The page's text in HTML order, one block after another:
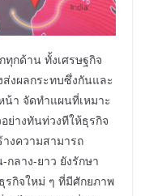
กด้าน ทั้งเศรษฐกิจ
งผลกระทบซึ่งกันและ
น้า จัดทำแผนที่เหมาะ
ย่างทันท่วงทีให้ธุรกิจ
งความสามารถ
ลาง-ยาว ยังรักษา
รกิจใหม่ ๆ ที่มีศักยภาพ